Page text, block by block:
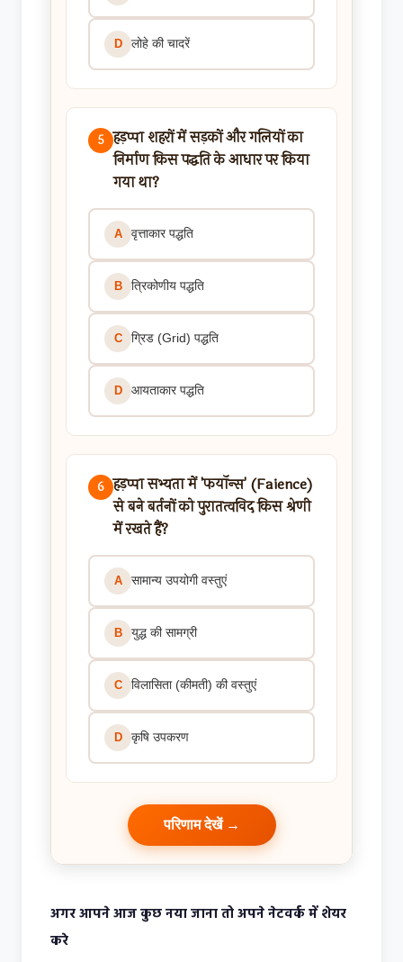
D लोहे की चादरें
5 हड़प्पा शहरों में सड़कों और गलियों का
निर्माण किस पद्धति के आधार पर किया
गया था?
A वृत्ताकार पद्धति
B त्रिकोणीय पद्धति
C ग्रिड (Grid) पद्धति
D आयताकार पद्धति
6 हड़प्पा सभ्यता में 'फयॉन्स' (Faience)
से बने बर्तनों को पुरातत्वविद किस श्रेणी
में रखते हैं?
A सामान्य उपयोगी वस्तुएं
B युद्ध की सामग्री
C विलासिता (कीमती) की वस्तुएं
D कृषि उपकरण
परिणाम देखें →
अगर आपने आज कुछ नया जाना तो अपने नेटवर्क में शेयर
करे